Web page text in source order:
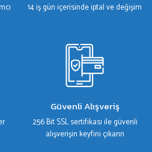
14 iş gün içerisinde iptal ve değişim
Güvenli Alışveriş
256 Bit SSL sertifikası ile güvenli
alışverişin keyfini çıkarın